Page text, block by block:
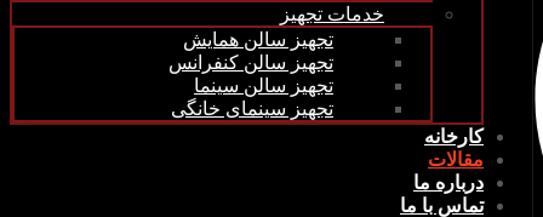
خدمات تجهیز
تجهیز سالن همایش
تجهیز سالن کنفرانس
تجهیز سالن سینما
تجهیز سینمای خانگی
کارخانه
مقالات
درباره ما
تماس با ما